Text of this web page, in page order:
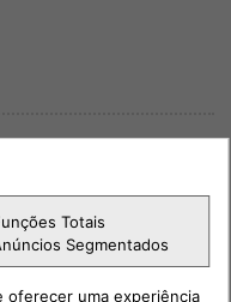
Totais
Segmentados
oferecer uma experiência